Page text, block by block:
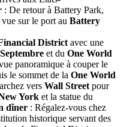
: De retour à Battery Park,
sur le port au Battery
District avec une
et du One World
panoramique à couper le
le sommet de la One World
vers Wall Street pour
York et la statue du
dîner : Régalez-vous chez
historique servant des